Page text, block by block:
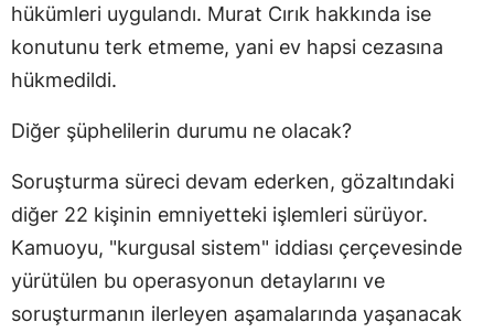
hükümleri uygulandı. Murat Cırık hakkında ise
konutunu terk etmeme, yani ev hapsi cezasına
hükmedildi.
Diğer şüphelilerin durumu ne olacak?
Soruşturma süreci devam ederken, gözaltındaki
diğer 22 kişinin emniyetteki işlemleri sürüyor.
Kamuoyu, "kurgusal sistem" iddiası çerçevesinde
yürütülen bu operasyonun detaylarını ve
soruşturmanın ilerleyen aşamalarında yaşanacak